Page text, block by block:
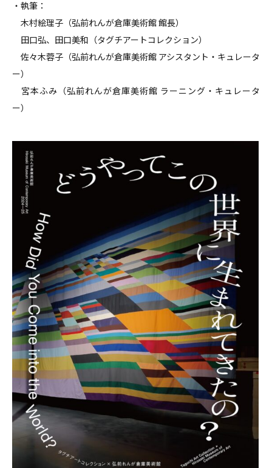
・執筆：
木村絵理子（弘前れんが倉庫美術館 館長）
田口弘、田口美和（タグチアートコレクション）
佐々木蓉子（弘前れんが倉庫美術館 アシスタント・キュレータ
ー）
宮本ふみ（弘前れんが倉庫美術館 ラーニング・キュレータ
ー）